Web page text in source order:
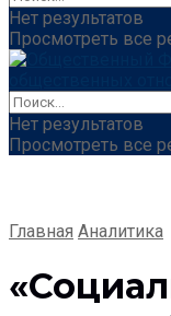
Нет результатов
Просмотреть все
Нет результатов
Просмотреть все
Главная Аналитика